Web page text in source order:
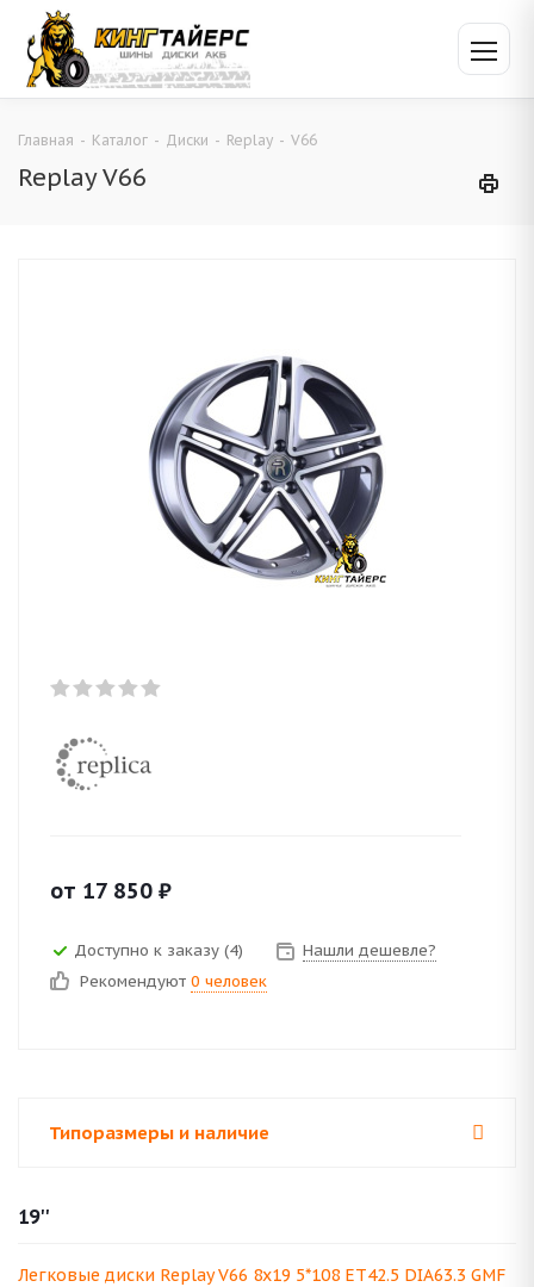
Главная - Каталог - Диски - Replay - V66
Replay V66
от 17 850 ₽
Доступно к заказу (4)
Нашли дешевле?
Рекомендуют 0 человек
Типоразмеры и наличие
19''
Легковые диски Replay V66 8x19 5*108 ET42.5 DIA63.3 GMF